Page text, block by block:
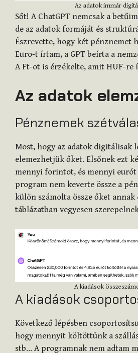
Az adatok immár
Sőt! A ChatGPT nemcsak a
de az adatok formáját és
Észrevette, hogy két pénznemet
Euro-t írtam, a GPT beírta a
A Ft-ot is érzékelte, amit HUF-re
Az adatok
Pénznemek
Most, hogy az adatok digitálisak
elemezhetjük őket. Elsőnek ezt
mennyi forintot, és mennyi
program nem keverte össze a
külön számolta össze őket annak
táblázatban vegyesen
A kiadások
A kiadások
Következő lépésben
hogy mennyit költöttünk a
stb… A programnak nem adtam